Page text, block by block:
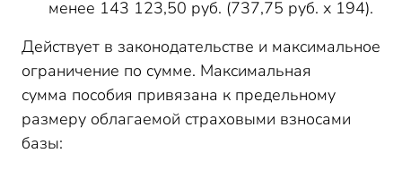
менее 143 123,50 руб. (737,75 руб. х 194).
Действует в законодательстве и максимальное
ограничение по сумме. Максимальная
сумма пособия привязана к предельному
размеру облагаемой страховыми взносами
базы: